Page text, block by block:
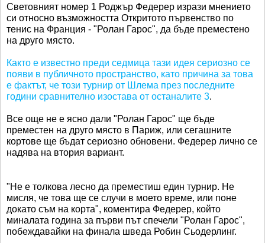
Световният номер 1 Роджър Федерер изрази мнението
си относно възможността Откритото първенство по
тенис на Франция - "Ролан Гарос", да бъде преместено
на друго място.
Както е известно преди седмица тази идея сериозно се
появи в публичното пространство, като причина за това
е фактът, че този турнир от Шлема през последните
години сравнително изостава от останалите 3.
Все още не е ясно дали "Ролан Гарос" ще бъде
преместен на друго място в Париж, или сегашните
кортове ще бъдат сериозно обновени. Федерер лично се
надява на втория вариант.
"Не е толкова лесно да преместиш един турнир. Не
мисля, че това ще се случи в моето време, или поне
докато съм на корта", коментира Федерер, който
миналата година за първи път спечели "Ролан Гарос",
побеждавайки на финала шведа Робин Сьодерлинг.